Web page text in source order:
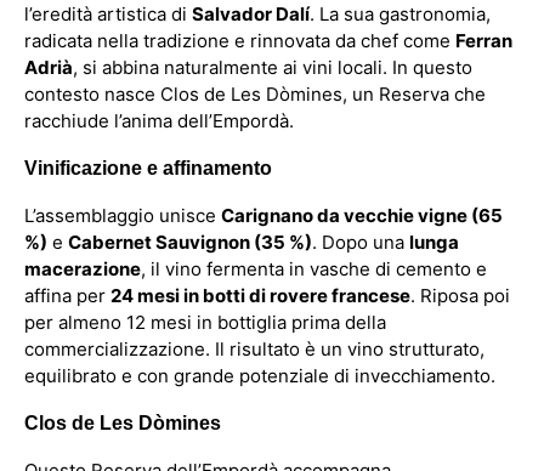
l’eredità artistica di Salvador Dalí. La sua gastronomia,
radicata nella tradizione e rinnovata da chef come Ferran
Adrià, si abbina naturalmente ai vini locali. In questo
contesto nasce Clos de Les Dòmines, un Reserva che
racchiude l’anima dell’Empordà.
Vinificazione e affinamento
L’assemblaggio unisce Carignano da vecchie vigne (65
%) e Cabernet Sauvignon (35 %). Dopo una lunga
macerazione, il vino fermenta in vasche di cemento e
affina per 24 mesi in botti di rovere francese. Riposa poi
per almeno 12 mesi in bottiglia prima della
commercializzazione. Il risultato è un vino strutturato,
equilibrato e con grande potenziale di invecchiamento.
Clos de Les Dòmines